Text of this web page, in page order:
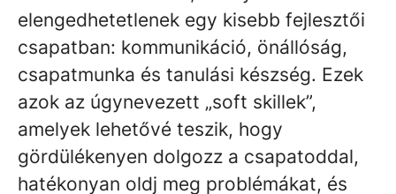
elengedhetetlenek egy kisebb fejlesztői
csapatban: kommunikáció, önállóság,
csapatmunka és tanulási készség. Ezek
azok az úgynevezett „soft skillek”,
amelyek lehetővé teszik, hogy
gördülékenyen dolgozz a csapatoddal,
hatékonyan oldj meg problémákat, és